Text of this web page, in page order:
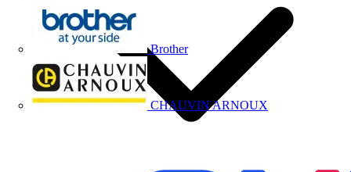
Brother
CHAUVIN ARNOUX